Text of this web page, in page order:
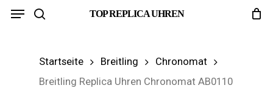
Skip
TOP REPLICA UHREN
Menu
Startseite Breitling
Chronomat
Breitling Replica Uhren Chronomat AB0110